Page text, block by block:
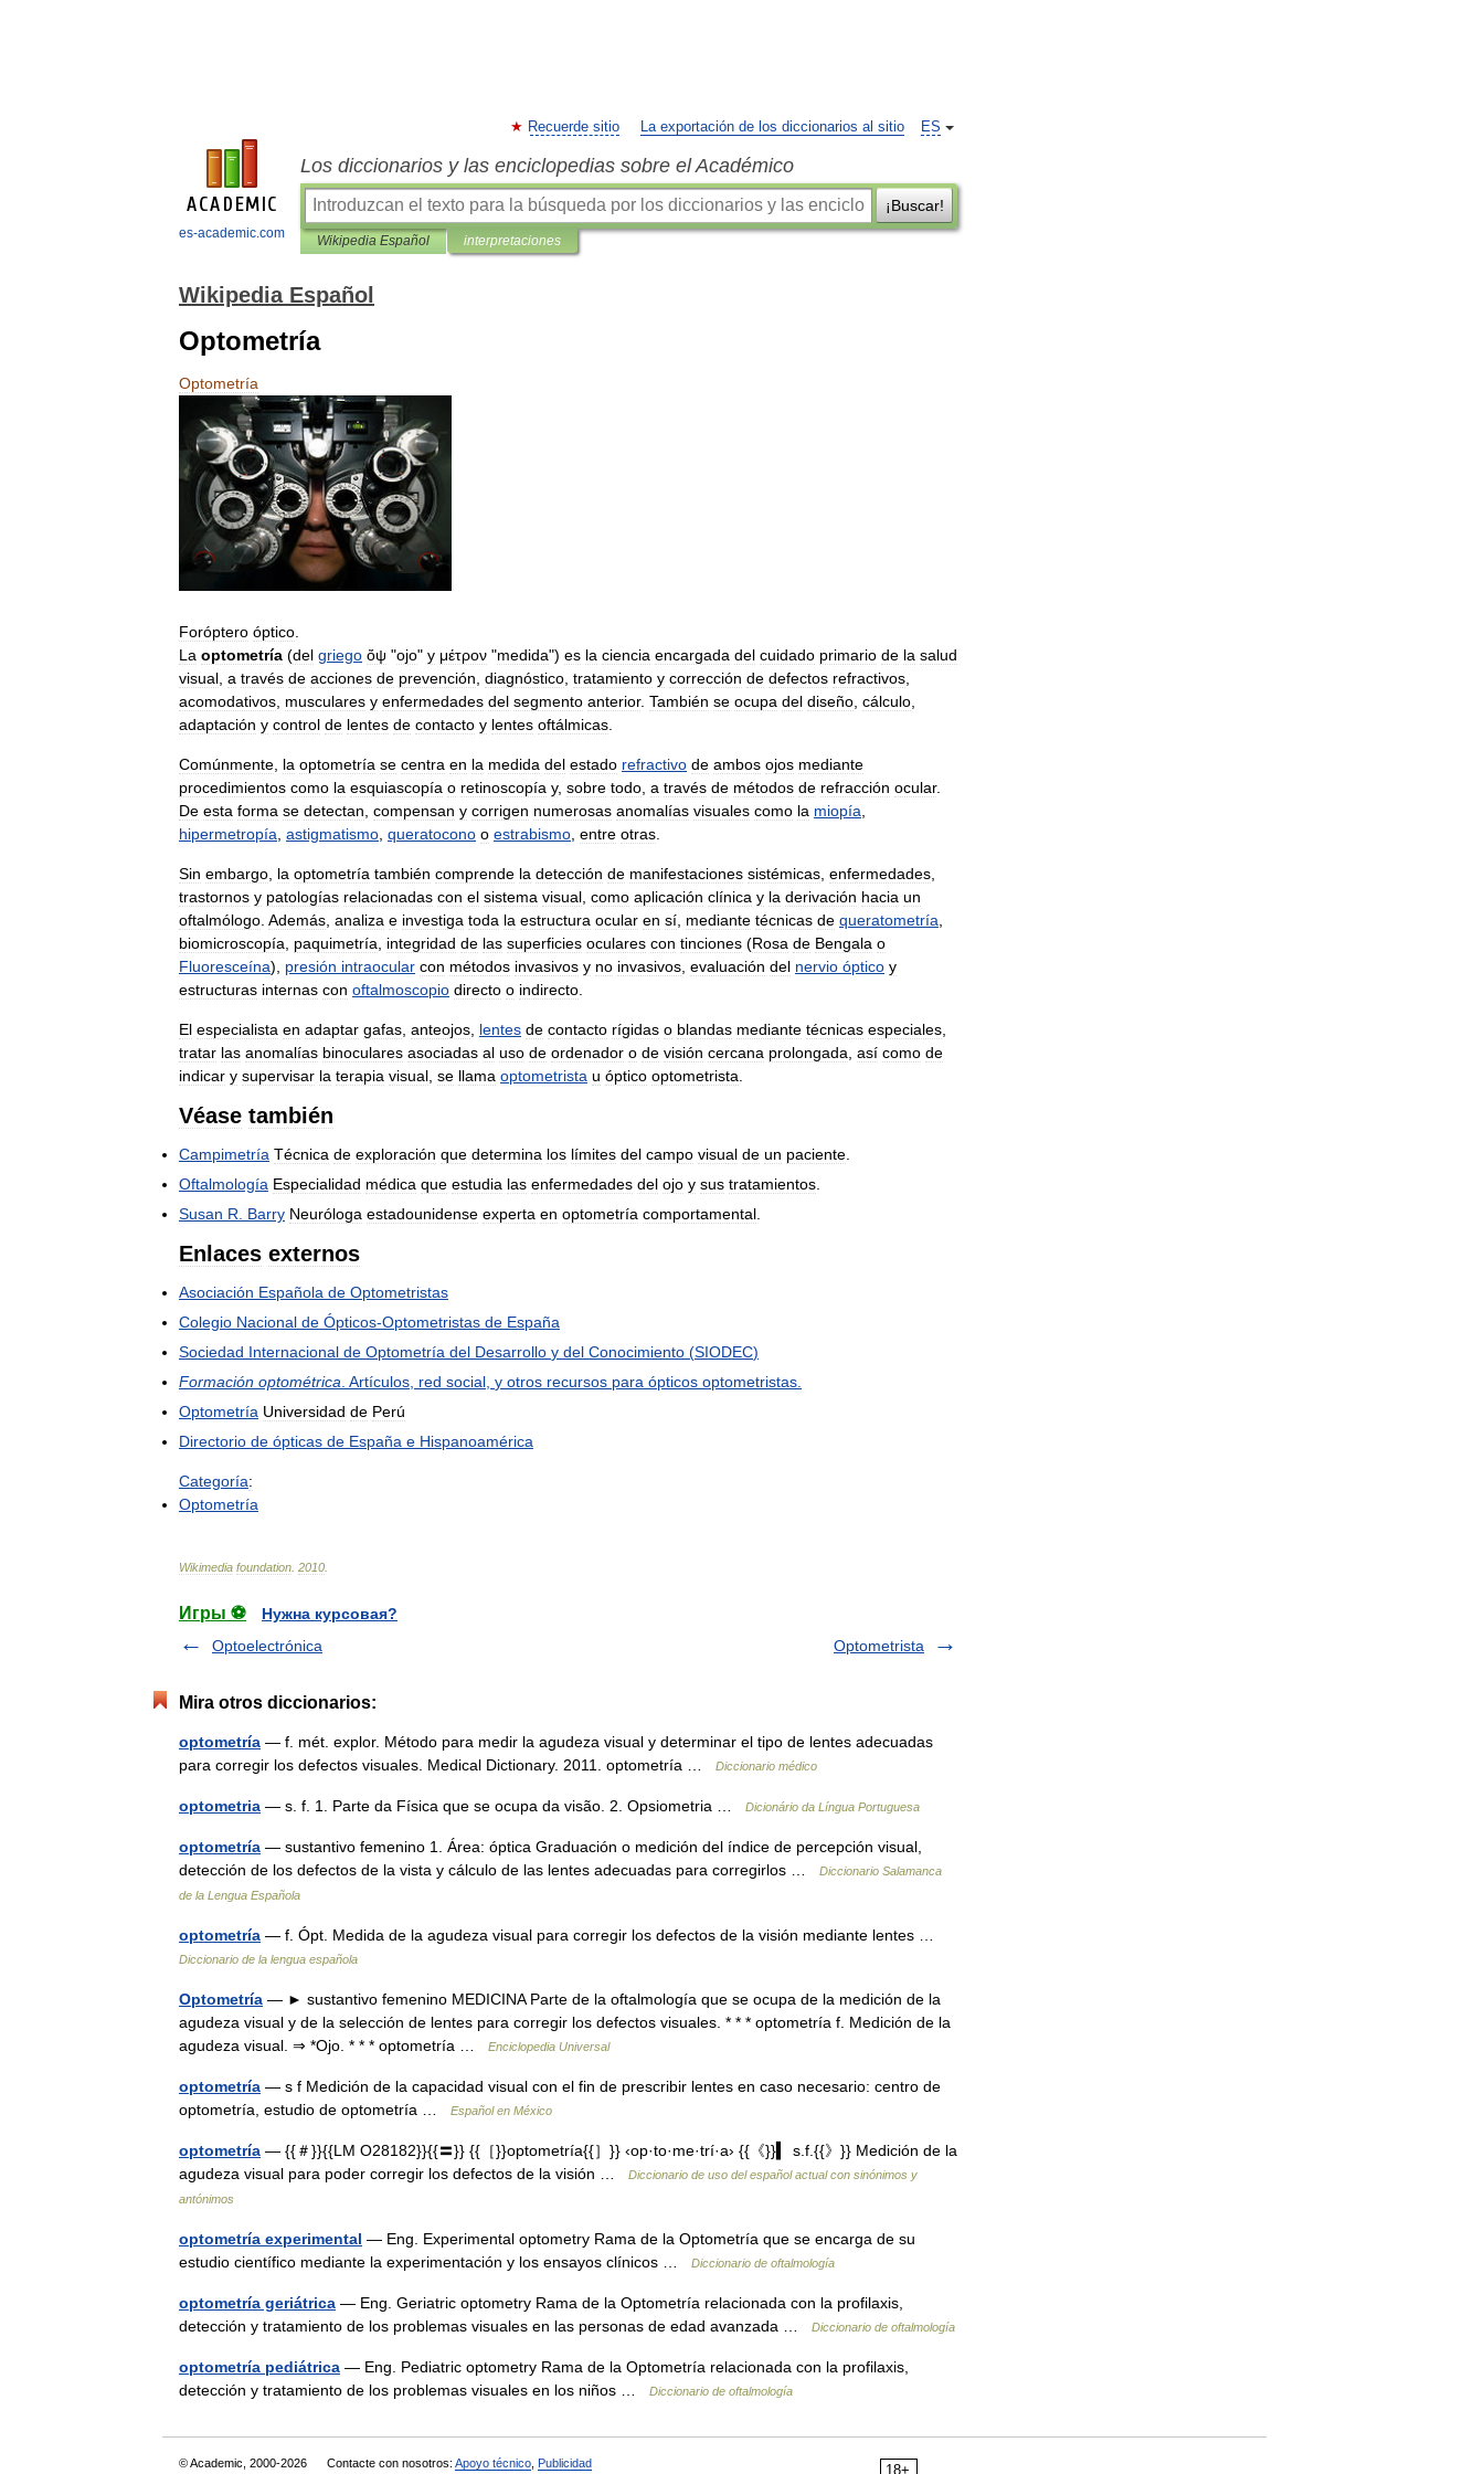
es-academic.com
ES
Recuerde sitio La exportación de los diccionarios al sitio
Los diccionarios y las enciclopedias sobre el Académico
¡Buscar!
Wikipedia Español interpretaciones
Wikipedia Español
Optometría
Optometría
Foróptero óptico
La optometría (del griego ὄψ "ojo" y μέτρον "medida") es la ciencia encargada del cuidado primario de la salud
visual a través de acciones de prevención diagnóstico tratamiento y corrección de defectos refractivos
acomodativos musculares y enfermedades del segmento anterior. También se ocupa del diseño cálculo
adaptación y control de lentes de contacto y lentes oftálmicas
Comúnmente la optometría se centra en la medida del estado refractivo de ambos ojos mediante
procedimientos como la esquiascopía o retinoscopía y, sobre todo a través de métodos de refracción ocular.
De esta forma se detectan compensan y corrigen numerosas anomalías visuales como la miopía
hipermetropía astigmatismo queratocono o estrabismo entre otras
Sin embargo la optometría también comprende la detección de manifestaciones sistémicas enfermedades
trastornos y patologías relacionadas con el sistema visual como aplicación clínica y la derivación hacia un
oftalmólogo Además analiza e investiga toda la estructura ocular en sí mediante técnicas de queratometría
biomicroscopía
paquimetría integridad de las superficies oculares con tinciones (Rosa de Bengala o
Fluoresceína), presión intraocular con métodos invasivos y no invasivos evaluación del nervio óptico y
estructuras internas con oftalmoscopio directo o indirecto
El especialista en adaptar gafas anteojos lentes de contacto rígidas o blandas mediante técnicas especiales
tratar las anomalías binoculares asociadas al uso de ordenador o de visión cercana prolongada así como de
indicar y supervisar la terapia visual se llama optometrista u óptico optometrista
Véase también
Campimetría Técnica de exploración que determina los límites del campo visual de un paciente
Oftalmología Especialidad médica que estudia las enfermedades del ojo y sus tratamientos
Susan R Barry Neuróloga estadounidense experta en optometría comportamental
Enlaces externos
Asociación Española de Optometristas
Colegio Nacional de Ópticos-Optometristas de España
Sociedad Internacional de Optometría del Desarrollo y del Conocimiento (SIODEC)
Formación optométrica Artículos red social y otros recursos para ópticos optometristas
Optometría Universidad de Perú
Directorio de ópticas de España e Hispanoamérica
Categoría:
Optometría
Wikimedia foundation 2010
Игры ⚽
Нужна курсовая?
Optoelectrónica
Optometrista
Mira otros diccionarios:
optometría — f. mét. explor. Método para medir la agudeza visual y determinar el tipo de lentes adecuadas
para corregir los defectos visuales. Medical Dictionary. 2011. optometría …
Diccionario médico
optometria — s. f. 1. Parte da Física que se ocupa da visão. 2. Opsiometria … Dicionário da Língua Portuguesa
optometría — sustantivo femenino 1. Área: óptica Graduación o medición del índice de percepción visual,
detección de los defectos de la vista y cálculo de las lentes adecuadas para corregirlos …
Diccionario Salamanca
de la Lengua Española
optometría — f. Ópt. Medida de la agudeza visual para corregir los defectos de la visión mediante lentes …
Diccionario de la lengua española
Optometría — ► sustantivo femenino MEDICINA Parte de la oftalmología que se ocupa de la medición de la
agudeza visual y de la selección de lentes para corregir los defectos visuales. * * * optometría f. Medición de la
agudeza visual. ⇒ *Ojo. * * * optometría …
Enciclopedia Universal
optometría — s f Medición de la capacidad visual con el fin de prescribir lentes en caso necesario: centro de
optometría, estudio de optometría …
Español en México
optometría — {{＃}}{{LM O28182}}{{〓}} {{［}}optometría{{］}} ‹op·to·me·trí·a› {{《}}▍ s.f.{{》}} Medición de la
agudeza visual para poder corregir los defectos de la visión …
Diccionario de uso del español actual con sinónimos y
antónimos
optometría experimental — Eng. Experimental optometry Rama de la Optometría que se encarga de su
estudio científico mediante la experimentación y los ensayos clínicos …
Diccionario de oftalmología
optometría geriátrica — Eng. Geriatric optometry Rama de la Optometría relacionada con la profilaxis,
detección y tratamiento de los problemas visuales en las personas de edad avanzada …
Diccionario de oftalmología
optometría pediátrica — Eng. Pediatric optometry Rama de la Optometría relacionada con la profilaxis,
detección y tratamiento de los problemas visuales en los niños …
Diccionario de oftalmología
18+
© Academic, 2000-2026 Contacte con nosotros: Apoyo técnico Publicidad